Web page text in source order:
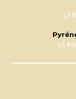
LS
LS